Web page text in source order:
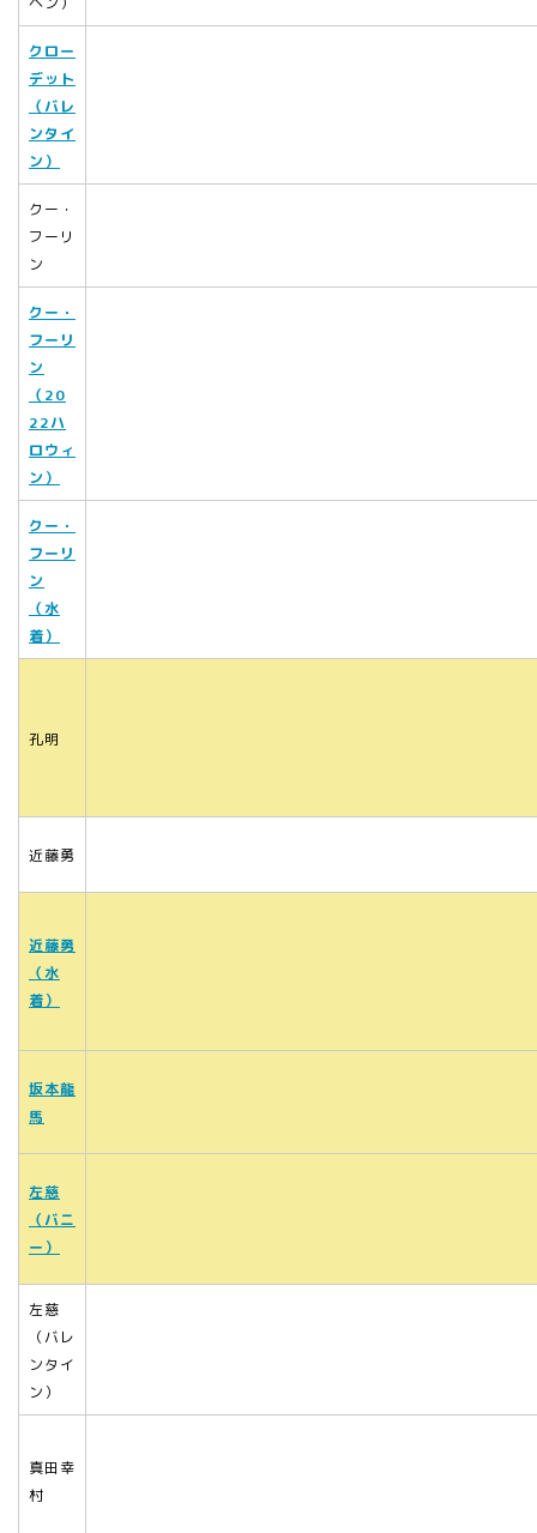
クロー
デット
（バレ
ンタイ
ン）
クー・
フーリ
ン
クー・
フーリ
ン
（20
22ハ
ロウィ
ン）
クー・
フーリ
ン
（水
着）
孔明
近藤勇
近藤勇
（水
着）
坂本龍
馬
左慈
（バニ
ー）
左慈
（バレ
ンタイ
ン）
真田幸
村